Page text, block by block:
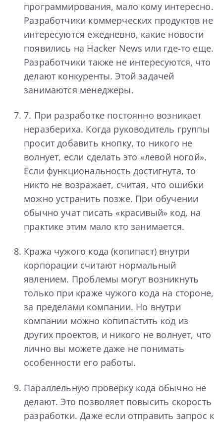
программирования, мало кому интересно.
Разработчики коммерческих продуктов не
интересуются ежедневно, какие новости
появились на Hacker News или где-то еще.
Разработчики также не интересуются, что
делают конкуренты. Этой задачей
занимаются менеджеры.
7. При разработке постоянно возникает
неразбериха. Когда руководитель группы
просит добавить кнопку, то никого не
волнует, если сделать это «левой ногой».
Если функциональность достигнута, то
никто не возражает, считая, что ошибки
можно устранить позже. При обучении
обычно учат писать «красивый» код, на
практике этим мало кто занимается.
Кража чужого кода (копипаст) внутри
корпорации считают нормальный
явлением. Проблемы могут возникнуть
только при краже чужого кода на стороне,
за пределами компании. Но внутри
компании можно копипастить код из
других проектов, и никого не волнует, что
лично вы можете даже не понимать
особенности его работы.
Параллельную проверку кода обычно не
делают. Это позволяет повысить скорость
разработки. Даже если отправить запрос к